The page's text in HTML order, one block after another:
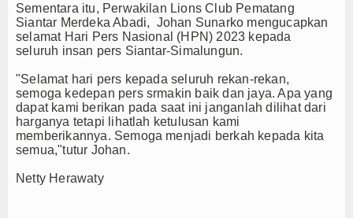
Sementara itu, Perwakilan Lions Club Pematang
Siantar Merdeka Abadi, Johan Sunarko mengucapkan
selamat Hari Pers Nasional (HPN) 2023 kepada
seluruh insan pers Siantar-Simalungun.
"Selamat hari pers kepada seluruh rekan-rekan,
semoga kedepan pers srmakin baik dan jaya. Apa yang
dapat kami berikan pada saat ini janganlah dilihat dari
harganya tetapi lihatlah ketulusan kami
memberikannya. Semoga menjadi berkah kepada kita
semua,"tutur Johan.
Netty Herawaty